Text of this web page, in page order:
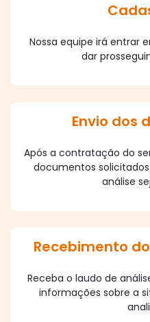
Nossa equipe irá entrar
dar
Envio dos
Após a contratação do
documentos
análise
Recebimento
Receba o laudo de
informações sobre a